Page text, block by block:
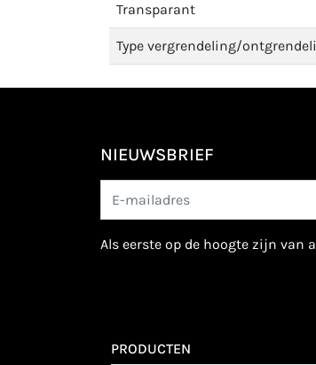
Transparant
Type vergrendeling/
NIEUWSBRIEF
als eerste op de hoogte zijn van
PRODUCTEN